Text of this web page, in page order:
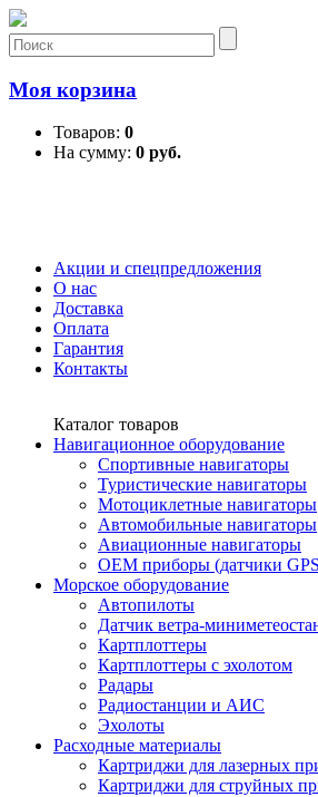
Моя корзина
Товаров: 0
На сумму: 0 руб.
Акции и спецпредложения
О нас
Доставка
Оплата
Гарантия
Контакты
Каталог товаров
Навигационное оборудование
Спортивные навигаторы
Туристические навигаторы
Мотоциклетные навигаторы
Автомобильные навигаторы
Авиационные навигаторы
OEM приборы (датчики
Морское оборудование
Автопилоты
Датчик ветра-
Картплоттеры
Картплоттеры с эхолотом
Радары
Радиостанции и АИС
Эхолоты
Расходные материалы
Картриджи для лазерных
Картриджи для струйных